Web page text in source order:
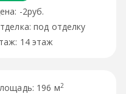
-2руб.
под отделку
14 этаж
196 м2